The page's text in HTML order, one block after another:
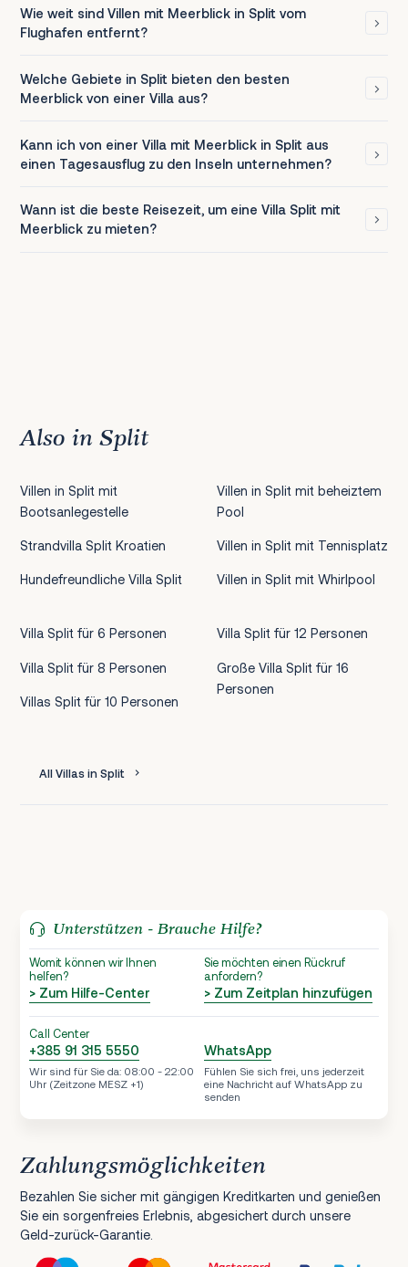
Wie weit sind Villen mit Meerblick in Split vom
Flughafen entfernt?
Welche Gebiete in Split bieten den besten
Meerblick von einer Villa aus?
Kann ich von einer Villa mit Meerblick in Split aus
einen Tagesausflug zu den Inseln unternehmen?
Wann ist die beste Reisezeit, um eine Villa Split mit
Meerblick zu mieten?
Also in Split
Villen in Split mit
Bootsanlegestelle
Strandvilla Split Kroatien
Hundefreundliche Villa Split
Villen in Split mit beheiztem
Pool
Villen in Split mit Tennisplatz
Villen in Split mit Whirlpool
Villa Split für 6 Personen
Villa Split für 8 Personen
Villas Split für 10 Personen
Villa Split für 12 Personen
Große Villa Split für 16
Personen
All Villas in Split
Unterstützen - Brauche Hilfe?
Womit können wir Ihnen
helfen?
> Zum Hilfe-Center
Sie möchten einen Rückruf
anfordern?
> Zum Zeitplan hinzufügen
Call Center
+385 91 315 5550
Wir sind für Sie da: 08:00 - 22:00
Uhr (Zeitzone MESZ +1)
WhatsApp
Fühlen Sie sich frei, uns jederzeit
eine Nachricht auf WhatsApp zu
senden
Zahlungsmöglichkeiten
Bezahlen Sie sicher mit gängigen Kreditkarten und genießen
Sie ein sorgenfreies Erlebnis, abgesichert durch unsere
Geld-zurück-Garantie.